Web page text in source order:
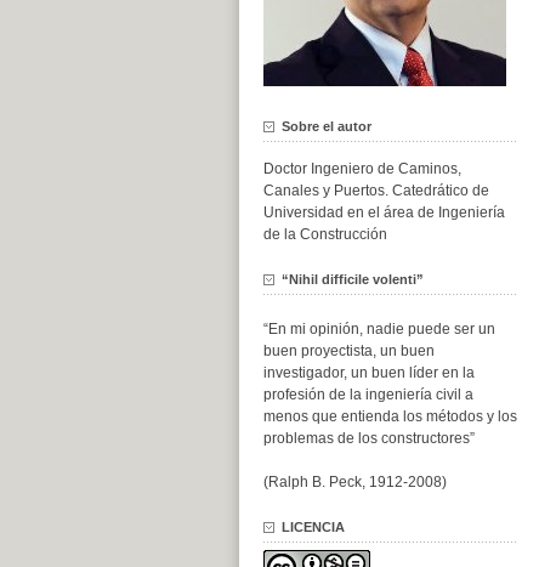
Sobre el autor
Doctor Ingeniero de Caminos,
Canales y Puertos. Catedrático de
Universidad en el área de Ingeniería
de la Construcción
“Nihil difficile volenti”
“En mi opinión, nadie puede ser un
buen proyectista, un buen
investigador, un buen líder en la
profesión de la ingeniería civil a
menos que entienda los métodos y los
problemas de los constructores”
(Ralph B. Peck, 1912-2008)
LICENCIA